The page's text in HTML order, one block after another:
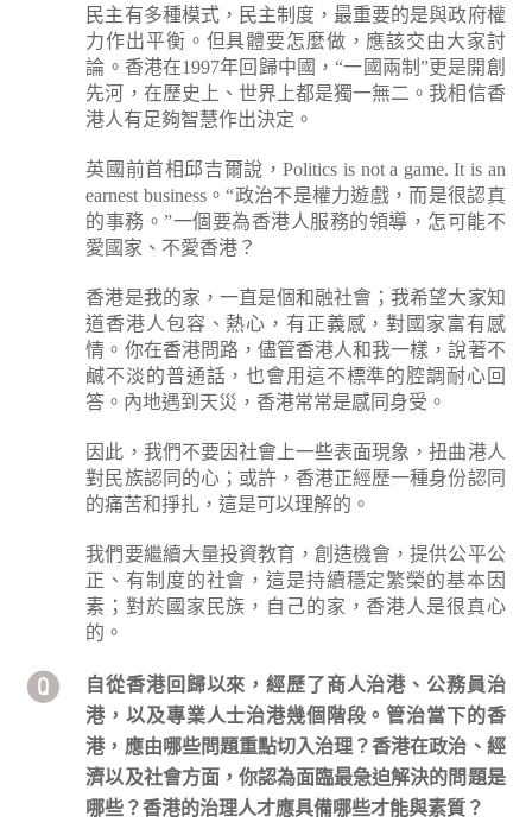
民主有多種模式，民主制度，最重要的是與政府權
力作出平衡。但具體要怎麼做，應該交由大家討
論。香港在1997年回歸中國，“一國兩制”更是開創
先河，在歷史上、世界上都是獨一無二。我相信香
港人有足夠智慧作出決定。
英國前首相邱吉爾說，Politics is not a game. It is an
earnest business。“政治不是權力遊戲，而是很認真
的事務。”一個要為香港人服務的領導，怎可能不
愛國家、不愛香港？
香港是我的家，一直是個和融社會；我希望大家知
道香港人包容、熱心，有正義感，對國家富有感
情。你在香港問路，儘管香港人和我一樣，說著不
鹹不淡的普通話，也會用這不標準的腔調耐心回
答。內地遇到天災，香港常常是感同身受。
因此，我們不要因社會上一些表面現象，扭曲港人
對民族認同的心；或許，香港正經歷一種身份認同
的痛苦和掙扎，這是可以理解的。
我們要繼續大量投資教育，創造機會，提供公平公
正、有制度的社會，這是持續穩定繁榮的基本因
素；對於國家民族，自己的家，香港人是很真心
的。
自從香港回歸以來，經歷了商人治港、公務員治
港，以及專業人士治港幾個階段。管治當下的香
港，應由哪些問題重點切入治理？香港在政治、經
濟以及社會方面，你認為面臨最急迫解決的問題是
哪些？香港的治理人才應具備哪些才能與素質？